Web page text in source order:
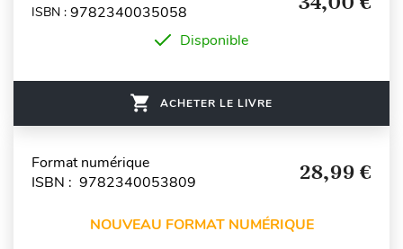
ISBN : 9782340035058
Disponible
ACHETER LE LIVRE
Format numérique
ISBN : 9782340053809
28,99 €
NOUVEAU FORMAT NUMÉRIQUE